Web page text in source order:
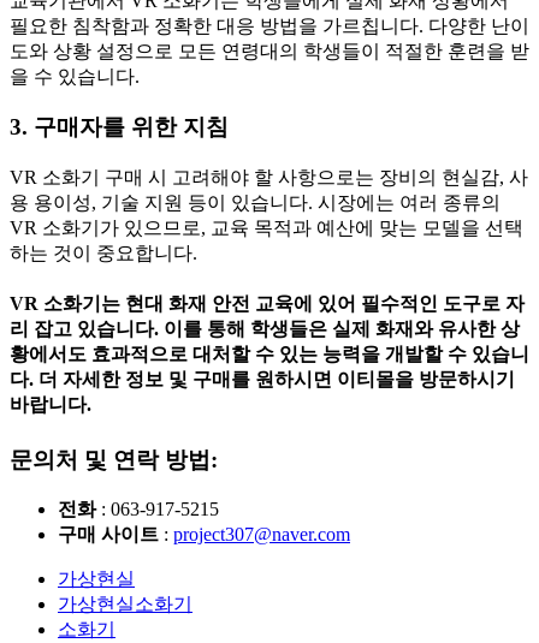
필요한 침착함과 정확한 대응 방법을 가르칩니다. 다양한 난이
도와 상황 설정으로 모든 연령대의 학생들이 적절한 훈련을 받
을 수 있습니다.
3. 구매자를 위한 지침
VR 소화기 구매 시 고려해야 할 사항으로는 장비의 현실감, 사
용 용이성, 기술 지원 등이 있습니다. 시장에는 여러 종류의
VR 소화기가 있으므로, 교육 목적과 예산에 맞는 모델을 선택
하는 것이 중요합니다.
VR 소화기는 현대 화재 안전 교육에 있어 필수적인 도구로 자
리 잡고 있습니다. 이를 통해 학생들은 실제 화재와 유사한 상
황에서도 효과적으로 대처할 수 있는 능력을 개발할 수 있습니
다. 더 자세한 정보 및 구매를 원하시면 이티몰을 방문하시기
바랍니다.
문의처 및 연락 방법:
전화: 063-917-5215
구매 사이트 : project307@naver.com
가상현실
가상현실소화기
소화기